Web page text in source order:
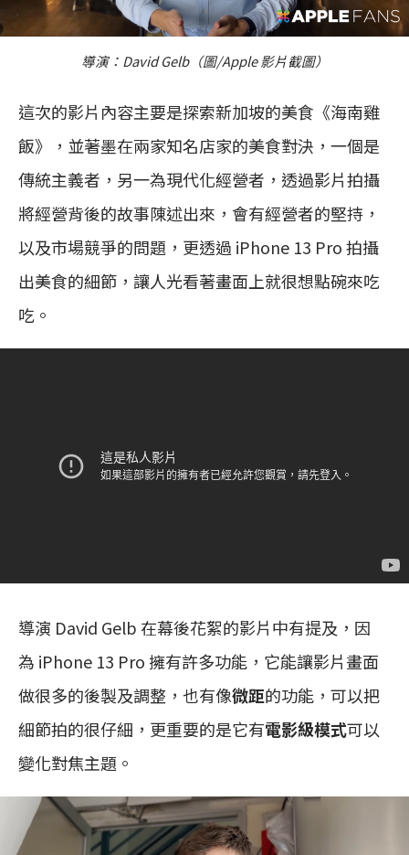
導演：David Gelb（圖/Apple 影片截圖）
這次的影片內容主要是探索新加坡的美食《海南雞
飯》，並著墨在兩家知名店家的美食對決，一個是
傳統主義者，另一為現代化經營者，透過影片拍攝
將經營背後的故事陳述出來，會有經營者的堅持，
以及市場競爭的問題，更透過 iPhone 13 Pro 拍攝
出美食的細節，讓人光看著畫面上就很想點碗來吃
吃。
導演 David Gelb 在幕後花絮的影片中有提及，因
為 iPhone 13 Pro 擁有許多功能，它能讓影片畫面
做很多的後製及調整，也有像微距的功能，可以把
細節拍的很仔細，更重要的是它有電影級模式可以
變化對焦主題。